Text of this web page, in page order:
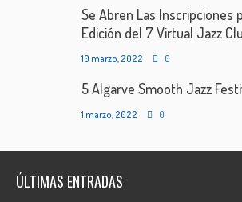
Se Abren Las Inscripciones
Edición del 7 Virtual Jazz
10 marzo, 2022 0
5 Algarve Smooth Jazz
1 marzo, 2022 0
ÚLTIMAS ENTRADAS